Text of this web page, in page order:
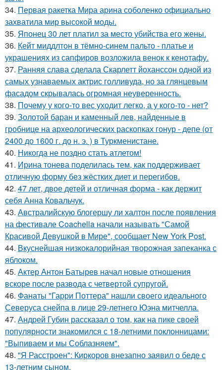
34. Первая ракетка Мира арина соболенко официально
захватила мир высокой моды.
35. Японец 30 лет платил за место убийства его жены.
36. Кейт миддлтон в тёмно-синем пальто - платье и
украшениях из сапфиров возложила венок к кенотафу.
37. Ранняя слава сделала Скарлетт йоханссон одной из
самых узнаваемых актрис голливуда, но за глянцевым
фасадом скрывалась огромная неуверенность.
38. Почему у кого-то вес уходит легко, а у кого-то - нет?
39. Золотой баран и каменный лев, найденные в
гробнице на археологических раскопках гонур - депе (от
2400 до 1600 г. до н. э. ) в Туркменистане.
40. Никогда не поздно стать атлетом!
41. Ирина тонева поделилась тем, как поддерживает
отличную форму без жёстких диет и перегибов.
42. 47 лет, двое детей и отличная форма - как держит
себя Анна Ковальчук.
43. Австралийскую блогершу ли халтон после появления
на фестивале Coachella начали называть "Самой
Красивой Девушкой в Мире", сообщает New York Post.
44. Вкуснейшая низкокалорийная творожная запеканка с
яблоком.
45. Актер Антон Батырев начал новые отношения
вскоре после развода с четвертой супругой.
46. Фанаты "Гарри Поттера" нашли своего идеального
Северуса снейпа в лице 29-летнего Юэна митчелла.
47. Андрей Губин рассказал о том, как на пике своей
популярности знакомился с 18-летними поклонницами:
"Выпиваем и мы Соблазняем".
48. "Я Расстроен": Киркоров внезапно заявил о беде с
13-летним сыном.